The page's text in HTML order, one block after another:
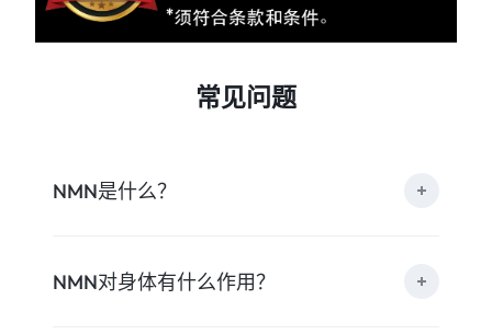
常见问题
NMN是什么？
NMN对身体有什么作用？